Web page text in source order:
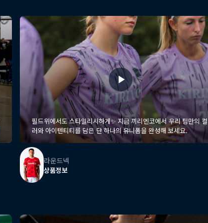
필드위에서도 스타일리시하게✨ 지금 끼리엔코에서 우리 팀만의 컬
러와 아이텐티티를 담은 단 하나의 유니폼을 완성해 보세요.
라운드넥
상품정보